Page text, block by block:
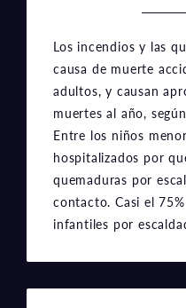
Los incendios y las
causa de muerte
adultos, y causan
muertes al año,
Entre los niños
hospitalizados por
quemaduras por
contacto. Casi el
infantiles por